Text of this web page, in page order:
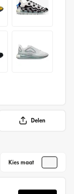
Delen
Kies maat